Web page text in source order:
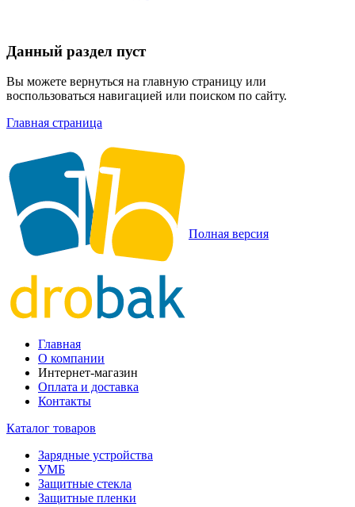
Данный раздел пуст
Вы можете вернуться на главную страницу или
воспользоваться навигацией или поиском по сайту.
Главная страница
Полная версия
Главная
О компании
Интернет-магазин
Оплата и доставка
Контакты
Каталог товаров
Зарядные устройства
УМБ
Защитные стекла
Защитные пленки